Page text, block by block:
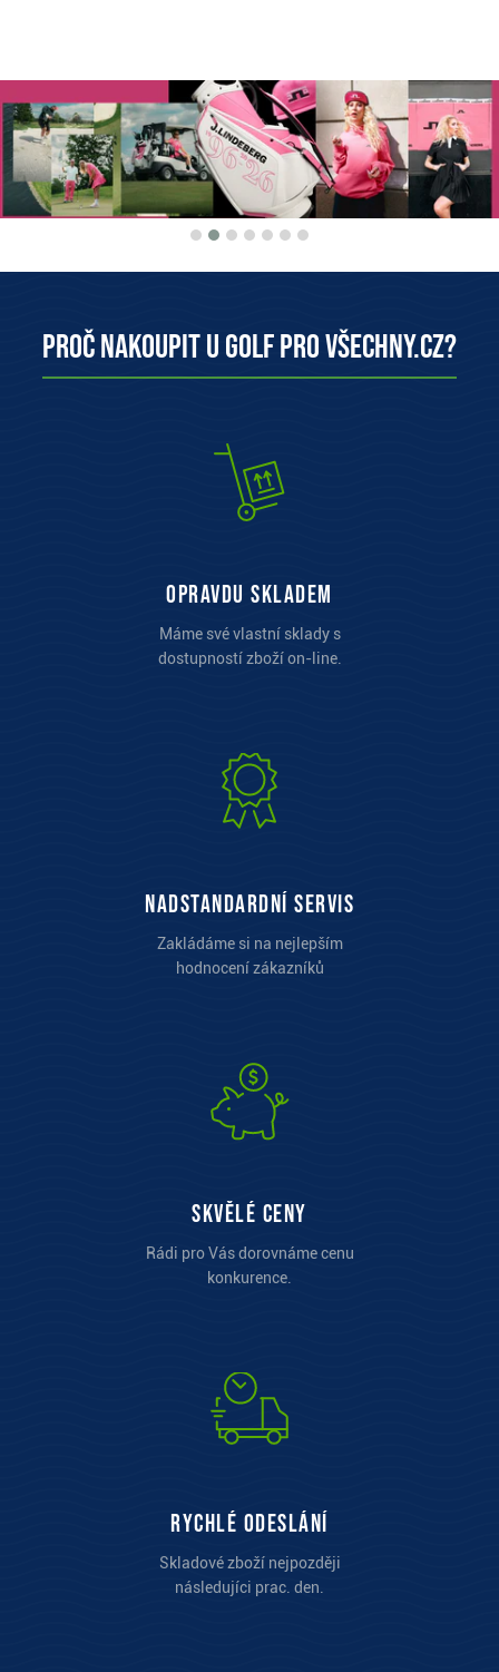
Proč nakoupit u Golf pro všechny.cz?
opravdu skladem
Máme své vlastní sklady s
dostupností zboží on-line.
Nadstandardní servis
Zakládáme si na nejlepším
hodnocení zákazníků
Skvělé ceny
Rádi pro Vás dorovnáme cenu
konkurence.
Rychlé odeslání
Skladové zboží nejpozději
následujíci prac. den.